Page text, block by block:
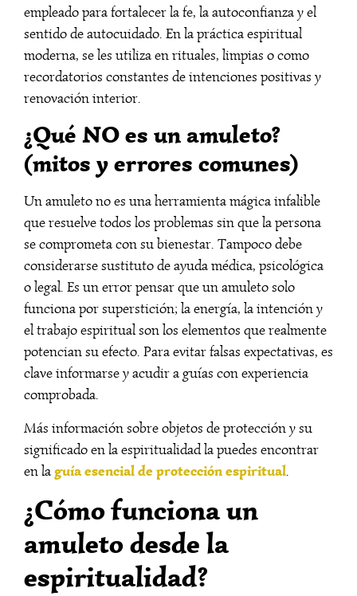
empleado para fortalecer la fe, la autoconfianza y el
sentido de autocuidado. En la práctica espiritual
moderna, se les utiliza en rituales, limpias o como
recordatorios constantes de intenciones positivas y
renovación interior.
¿Qué NO es un amuleto?
(mitos y errores comunes)
Un amuleto no es una herramienta mágica infalible
que resuelve todos los problemas sin que la persona
se comprometa con su bienestar. Tampoco debe
considerarse sustituto de ayuda médica, psicológica
o legal. Es un error pensar que un amuleto solo
funciona por superstición; la energía, la intención y
el trabajo espiritual son los elementos que realmente
potencian su efecto. Para evitar falsas expectativas, es
clave informarse y acudir a guías con experiencia
comprobada.
Más información sobre objetos de protección y su
significado en la espiritualidad la puedes encontrar
en laguía esencial de protección espiritual.
¿Cómo funciona un
amuleto desde la
espiritualidad?